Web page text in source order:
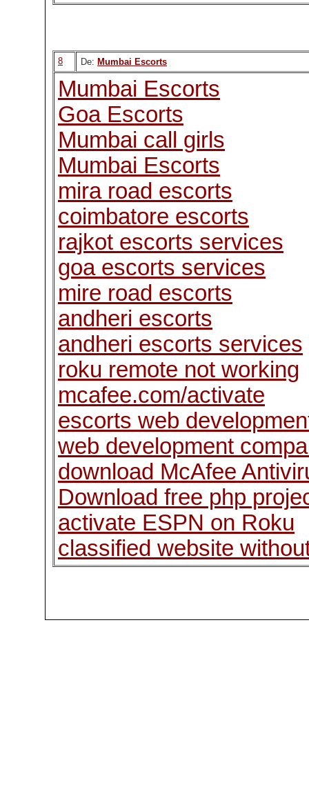
8 De: Mumbai Escorts
Mumbai Escorts
Goa Escorts
Mumbai call girls
Mumbai Escorts
mira road escorts
coimbatore escorts
rajkot escorts services
goa escorts services
mire road escorts
andheri escorts
andheri escorts services
roku remote not working
mcafee.com/activate
escorts web
web development
download McAfee
Download free php
activate ESPN on Roku
classified website